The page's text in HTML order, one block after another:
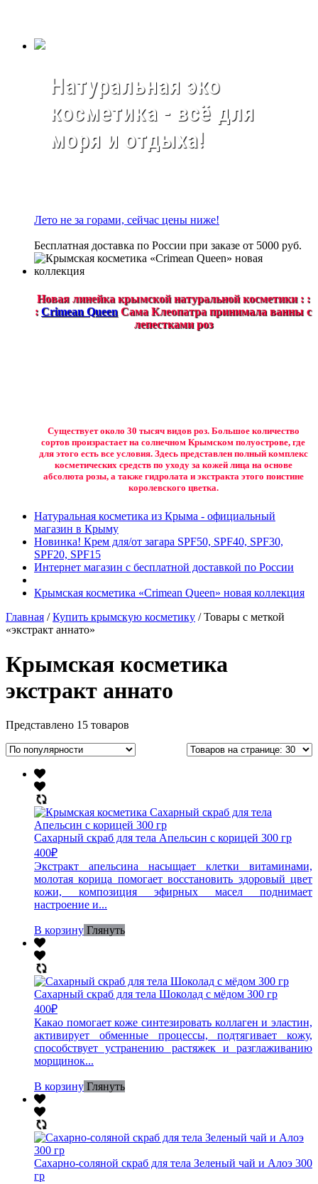
Натуральная эко
косметика - всё для
моря и отдыха!
Лето не за горами, сейчас цены ниже!
Бесплатная доставка по России при заказе от 5000 руб.
Новая линейка крымской натуральной косметики : :
: Crimean Queen Сама Клеопатра принимала ванны с
лепестками роз
Существует около 30 тысяч видов роз. Большое количество
сортов произрастает на солнечном Крымском полуострове, где
для этого есть все условия. Здесь представлен полный комплекс
косметических средств по уходу за кожей лица на основе
абсолюта розы, а также гидролата и экстракта этого поистине
королевского цветка.
Натуральная косметика из Крыма - официальный
магазин в Крыму
Новинка! Крем для/от загара SPF50, SPF40, SPF30,
SPF20, SPF15
Интернет магазин с бесплатной доставкой по России
Крымская косметика «Crimean Queen» новая коллекция
Главная /Купить крымскую косметику / Товары с меткой
«экстракт аннато»
Крымская косметика
экстракт аннато
Представлено 15 товаров
Сахарный скраб для тела Апельсин с корицей 300 гр
400₽
Экстракт апельсина насыщает клетки витаминами,
молотая корица помогает восстановить здоровый цвет
кожи, композиция эфирных масел поднимает
настроение и...
В корзину Глянуть
Сахарный скраб для тела Шоколад с мёдом 300 гр
400₽
Какао помогает коже синтезировать коллаген и эластин,
активирует обменные процессы, подтягивает кожу,
способствует устранению растяжек и разглаживанию
морщинок...
В корзину Глянуть
Сахарно-соляной скраб для тела Зеленый чай и Алоэ 300
гр